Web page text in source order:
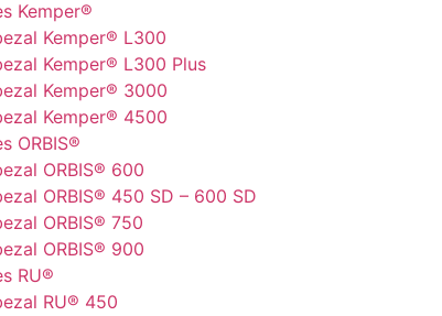
Kemper®
Kemper® L300
Kemper® L300 Plus
Kemper® 3000
Kemper® 4500
ORBIS®
ORBIS® 600
ORBIS® 450 SD – 600 SD
ORBIS® 750
ORBIS® 900
RU®
RU® 450